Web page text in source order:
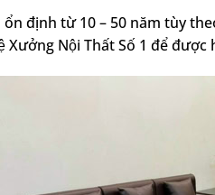
định từ 10 – 50 năm tùy
Xưởng Nội Thất Số 1 để